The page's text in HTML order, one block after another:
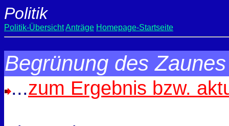
Politik
Politik-ÜbersichtAnträge Homepage-Startseite
Begrünung des
...zum Ergebnis bzw.